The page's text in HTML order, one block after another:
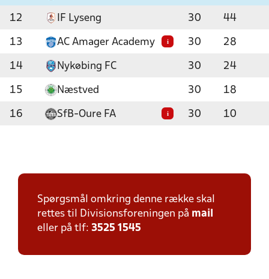
12 IF Lyseng 30 44
13 AC Amager Academy i 30 28
14 Nykøbing FC 30 24
15 Næstved 30 18
16 SfB-Oure FA i 30 10
Spørgsmål omkring denne række skal
rettes til Divisionsforeningen på mail
eller på tlf: 3525 1545